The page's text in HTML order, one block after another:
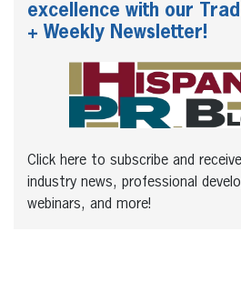
excellence with our
+ Weekly Newsletter!
Click here to subscribe and
industry news, professional
webinars, and more!